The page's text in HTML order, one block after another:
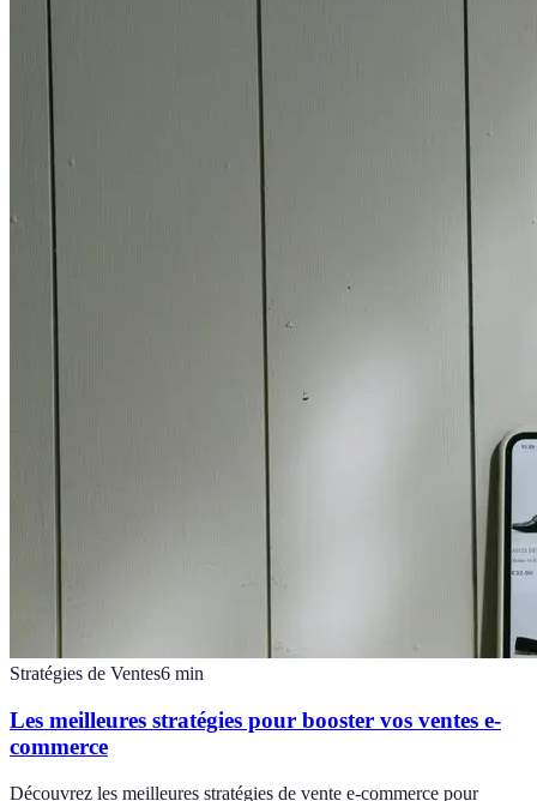
Stratégies de Ventes6 min
Les meilleures stratégies pour booster vos ventes e-
commerce
Découvrez les meilleures stratégies de vente e-commerce pour